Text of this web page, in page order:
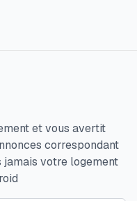
et vous avertit
correspondant
votre logement